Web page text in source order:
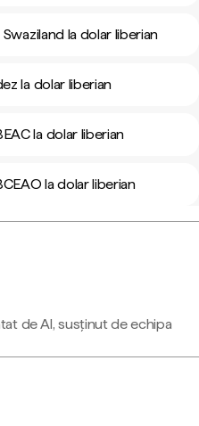
la dolar liberian
la dolar liberian
la dolar liberian
la dolar liberian
de AI, susținut de echipa